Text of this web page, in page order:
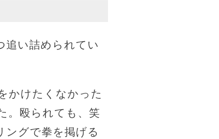
追い詰められてい
かけたくなかった
。殴られても、笑
ングで拳を掲げる